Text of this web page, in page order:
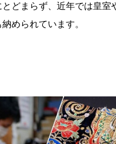
どまらず、近年では皇室
められています。